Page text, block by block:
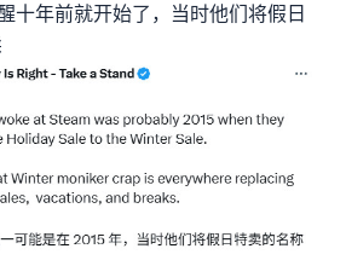
十年前就开始了，当时他们将假日